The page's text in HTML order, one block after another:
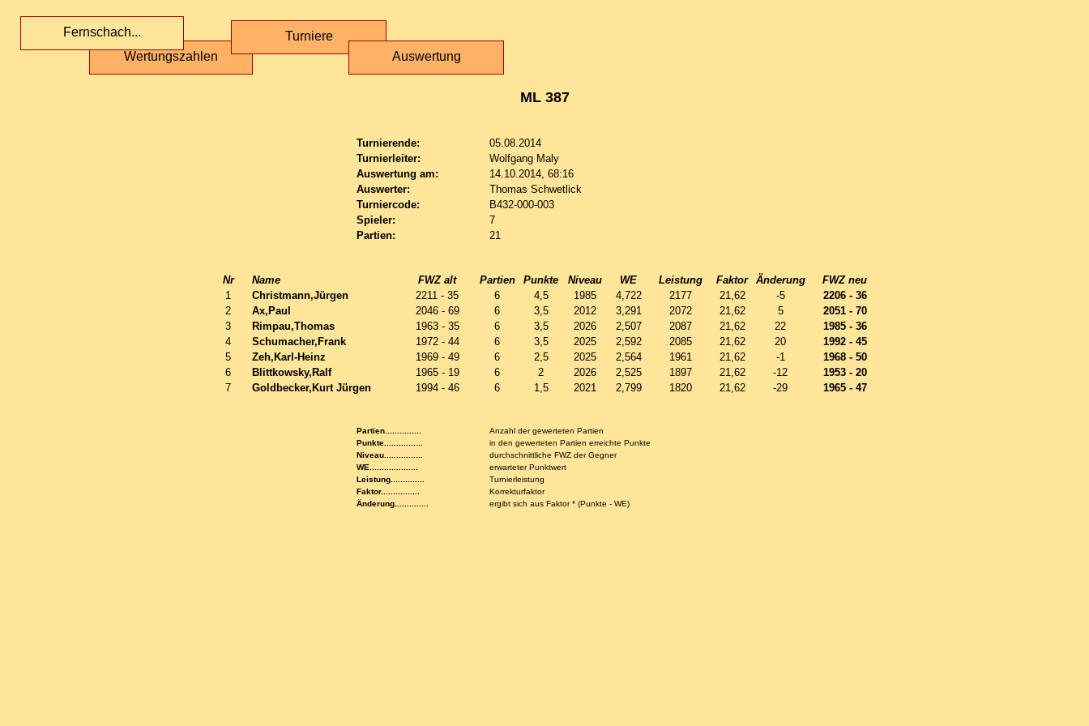
Wertungszahlen
Fernschach...
Turniere
Auswertung
ML 387
Turnierende:
05.08.2014
Turnierleiter:
Wolfgang Maly
Auswertung am:
14.10.2014, 68:16
Auswerter:
Thomas Schwetlick
Turniercode:
B432-000-003
Spieler:
7
Partien:
21
Nr Name FWZ alt Partien Punkte Niveau WE Leistung Faktor Änderung
FWZ neu
1
Christmann,Jürgen 2211 - 35 6 4,5 1985 4,722 2177 21,62 -5
2206 - 36
2
Ax,Paul 2046 - 69 6 3,5 2012 3,291 2072 21,62 5
2051 - 70
3
Rimpau,Thomas 1963 - 35 6 3,5 2026 2,507 2087 21,62 22
1985 - 36
4
Schumacher,Frank 1972 - 44 6 3,5 2025 2,592 2085 21,62 20
1992 - 45
5
Zeh,Karl-Heinz 1969 - 49 6 2,5 2025 2,564 1961 21,62 -1
1968 - 50
6
Blittkowsky,Ralf 1965 - 19 6 2 2026 2,525 1897 21,62 -12
1953 - 20
7
Goldbecker,Kurt Jürgen 1994 - 46 6 1,5 2021 2,799 1820 21,62 -29 1965 - 47
Partien...............
Anzahl der gewerteten Partien
Punkte................
in den gewerteten Partien erreichte Punkte
Niveau................
durchschnittliche FWZ der Gegner
WE....................
erwarteter Punktwert
Leistung..............
Turnierleistung
Faktor................
Korrekturfaktor
Änderung..............
ergibt sich aus Faktor * (Punkte - WE)